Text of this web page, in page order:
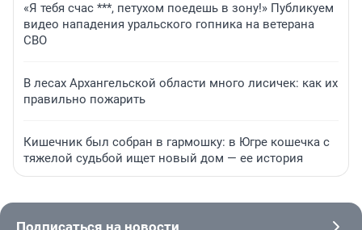
«Я тебя счас ***, петухом поедешь в зону!» Публикуем
видео нападения уральского гопника на ветерана
СВО
В лесах Архангельской области много лисичек: как их
правильно пожарить
Кишечник был собран в гармошку: в Югре кошечка с
тяжелой судьбой ищет новый дом — ее история